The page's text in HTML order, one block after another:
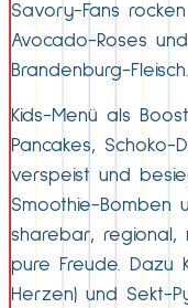
Savory-Fans
Avocado-Roses
Brandenburg-Fleisch.
Kids-Menü als
Pancakes, Schoko-
verspeist und
Smoothie-Bomben
sharebar, regional,
pure Freude. Dazu
Herzen) und Sekt-